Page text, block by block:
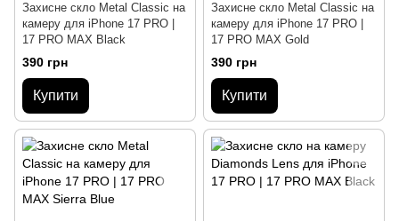
Захисне скло Metal Classic на
камеру для iPhone 17 PRO |
17 PRO MAX Black
390 грн
Купити
Захисне скло Metal Classic на
камеру для iPhone 17 PRO |
17 PRO MAX Gold
390 грн
Купити